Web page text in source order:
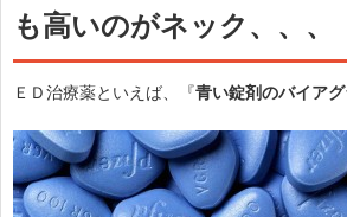
も高いのがネック、、、
ＥＤ治療薬といえば、『青い錠剤のバイアグ